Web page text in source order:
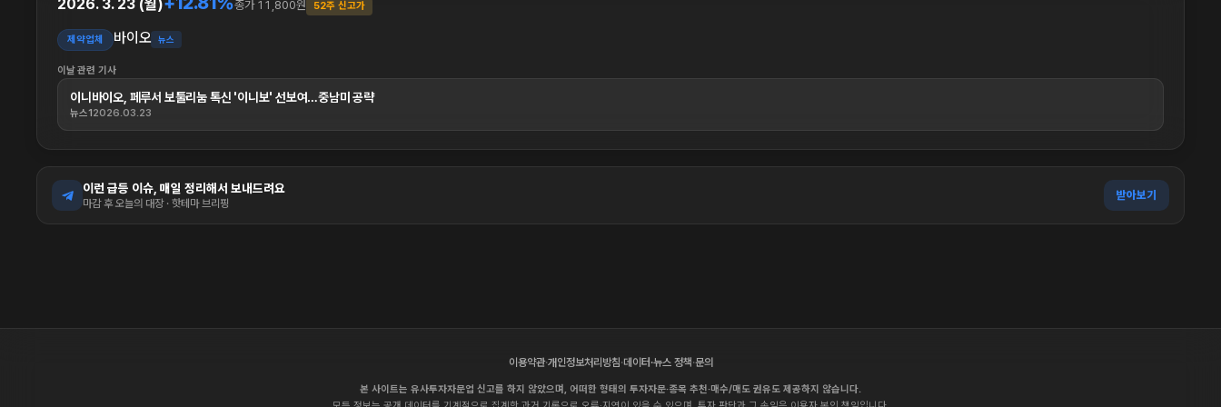
2026. 3. 23 (월) 종가 11,800원 52주 신고가
제약업체 바이오 뉴스
이날 관련 기사
이니바이오, 페루서 보툴리눔 톡신 '이니보' 선보여…중남미 공략
뉴스12026.03.23
이런 급등 이슈, 매일 정리해서 보내드려요
마감 후 오늘의 대장 · 핫테마 브리핑
받아보기
이용약관·개인정보처리방침·데이터·뉴스 정책·문의
본 사이트는 유사투자자문업 신고를 하지 않았으며, 어떠한 형태의 투자자문·종목 추천·매수/매도 권유도 제공하지 않습니다.